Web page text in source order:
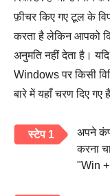
फ़ीचर किए गए टूल के
करता है लेकिन आपको
अनुमति नहीं देता है।
Windows पर किसी
बारे में यहाँ चरण दिए गए
स्टेप 1
अपने
करना
"Win +